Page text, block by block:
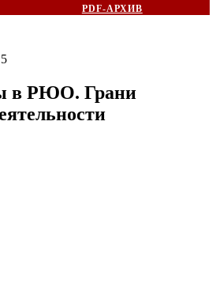
PDF-АРХИВ
в РЮО. Грани